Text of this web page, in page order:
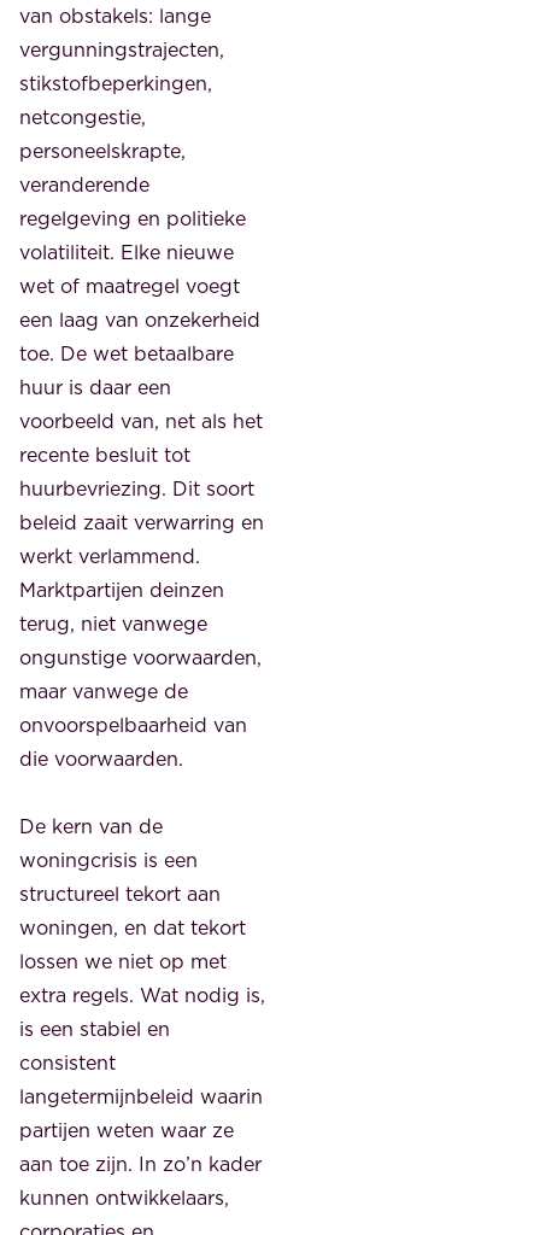
van obstakels: lange
vergunningstrajecten,
stikstofbeperkingen,
netcongestie,
personeelskrapte,
veranderende
regelgeving en politieke
volatiliteit. Elke nieuwe
wet of maatregel voegt
een laag van onzekerheid
toe. De wet betaalbare
huur is daar een
voorbeeld van, net als het
recente besluit tot
huurbevriezing. Dit soort
beleid zaait verwarring en
werkt verlammend.
Marktpartijen deinzen
terug, niet vanwege
ongunstige voorwaarden,
maar vanwege de
onvoorspelbaarheid van
die voorwaarden.
De kern van de
woningcrisis is een
structureel tekort aan
woningen, en dat tekort
lossen we niet op met
extra regels. Wat nodig is,
is een stabiel en
consistent
langetermijnbeleid waarin
partijen weten waar ze
aan toe zijn. In zo’n kader
kunnen ontwikkelaars,